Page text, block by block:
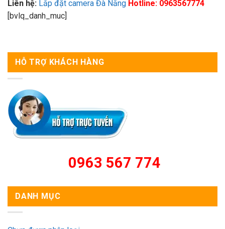
Liên hệ: Lắp đặt camera Đà Nẵng Hotline: 0963567774
[bvlq_danh_muc]
HỖ TRỢ KHÁCH HÀNG
0963 567 774
DANH MỤC